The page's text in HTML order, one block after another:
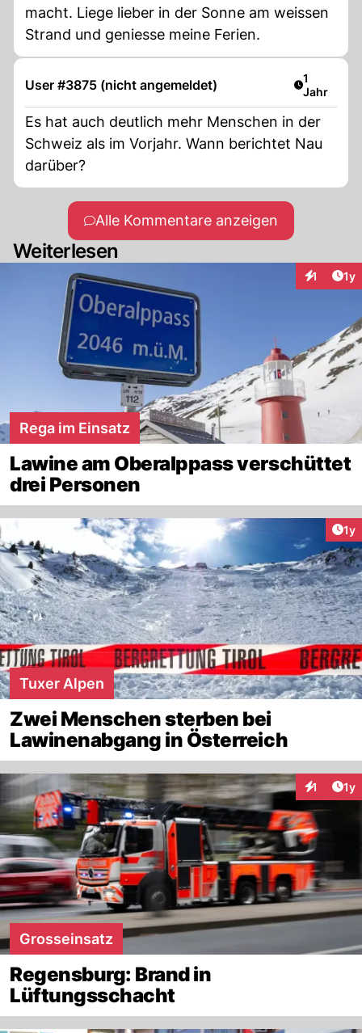
macht. Liege lieber in der Sonne am weissen
Strand und geniesse meine Ferien.
User #3875 (nicht angemeldet) Artikel
1
Jahr
Es hat auch deutlich mehr Menschen in der
Schweiz als im Vorjahr. Wann berichtet Nau
darüber?
Alle Kommentare anzeigen
Weiterlesen
1 1y
Rega im Einsatz
Lawine am Oberalppass verschüttet
drei Personen
1y
Tuxer Alpen
Zwei Menschen sterben bei
Lawinenabgang in Österreich
1 1y
Grosseinsatz
Regensburg: Brand in
Lüftungsschacht